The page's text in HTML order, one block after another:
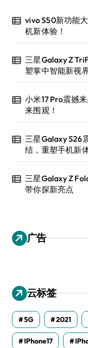
vivo S50新功能
机新体验！
三星Galaxy Z
塑掌中智能新视
小米17 Pro震撼
来围观！
三星Galaxy S26
结，重塑手机新
三星Galaxy Z
带你探新亮点
广告
云标签
5G 2021
IPhone17